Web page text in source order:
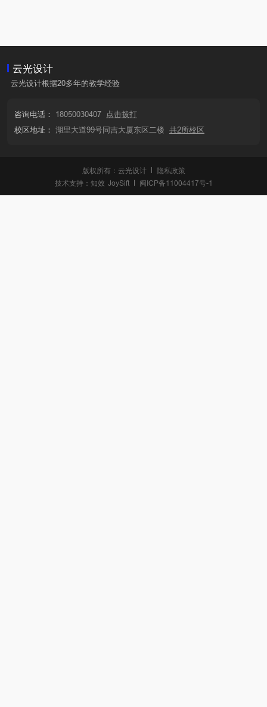
云光设计
云光设计根据20多年的教学经验
咨询电话： 18050030407
点击拨打
校区地址： 湖里大道99号同吉大厦东区二楼 共2所校区
版权所有：云光设计
隐私政策
技术支持： 知效 JoySift 闽ICP备11004417号-1